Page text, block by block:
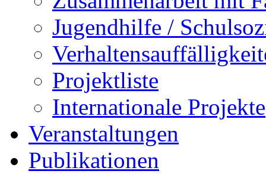
Jugendhilfe /
Projektliste
Internationale Projekte
Veranstaltungen
Publikationen